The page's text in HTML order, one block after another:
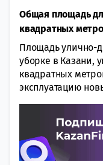
Общая площадь
квадратных
Площадь улично-
уборке в Казани,
квадратных
эксплуатацию